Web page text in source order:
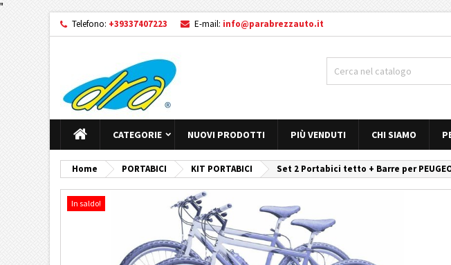
"
Telefono: +39337407223 E-mail: info@parabrezzauto.it
CATEGORIE NUOVI PRODOTTI PIÙ VENDUTI CHI SIAMO
Home PORTABICI KIT PORTABICI Set 2 Portabici tetto + Barre per
In saldo!